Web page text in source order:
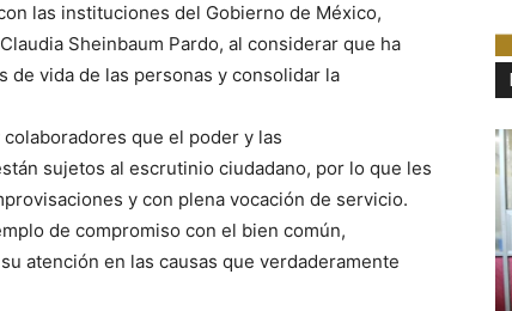
las instituciones del Gobierno de México,
Sheinbaum Pardo, al considerar que ha
de vida de las personas y consolidar la
que el poder y las
sujetos al escrutinio ciudadano, por lo que les
y con plena vocación de servicio.
de compromiso con el bien común,
atención en las causas que verdaderamente